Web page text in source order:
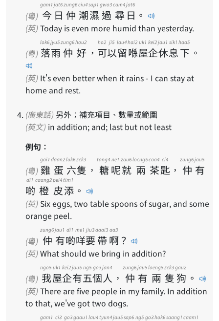
(粵) 今
gam1
日
jat6
仲
zung6
潮
ciu4
濕
sap1
過
gwo3
尋
cam4
日
jat6
。
(英) Today is even more humid than yesterday.
(粵) 落
lok6
雨
jyu5
仲
zung6
好
hou2
， 可
ho2
以
ji5
留
lau4
喺
hai2
屋
uk1
企
kei2
休
jau1
息
sik1
下
haa5
。
(英) It's even better when it rains - I can stay at
home and rest.
(廣東話) 另外；補充項目、數量或範圍
(英文) in addition; and; last but not least
例句：
(粵) 雞
gai1
蛋
daan2
六
luk6
隻
zek3
， 糖
tong4
呢
ne1
就
zau6
兩
loeng5
茶
caa4
匙
ci4
， 仲
zung6
有
jau5
啲
di1
橙
caang2
皮
pei4
添
tim1
。
(英) Six eggs, two table spoons of sugar, and some
orange peel.
(粵) 仲
zung6
有
jau1
啲
di1
咩
me1
要
jiu3
帶
daai3
啊
aa3
？
(英) What should we bring in addition?
(粵) 我
ngo5
屋
uk1
企
kei2
有
jau5
五
ng5
個
go3
人
jan4
， 仲
zung6
有
jau5
兩
loeng5
隻
zek3
狗
gau2
。
(英) There are five people in my family. In addition
to that, we've got two dogs.
gam1 ci3 go3gaau1 lau4tyun4jau5sap6 ng5 go3hok6saang1 caam1